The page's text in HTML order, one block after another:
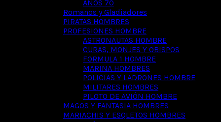
AÑOS 70
Romanos y Gladiadores
PIRATAS HOMBRES
PROFESIONES HOMBRE
ASTRONAUTAS HOMBRE
CURAS, MONJES Y OBISPOS
FORMULA 1 HOMBRE
MARINA HOMBRES
POLICIAS Y LADRONES HOMBRE
MILITARES HOMBRES
PILOTO DE AVIÓN HOMBRE
MAGOS Y FANTASIA HOMBRES
MARIACHIS Y ESQLETOS HOMBRES